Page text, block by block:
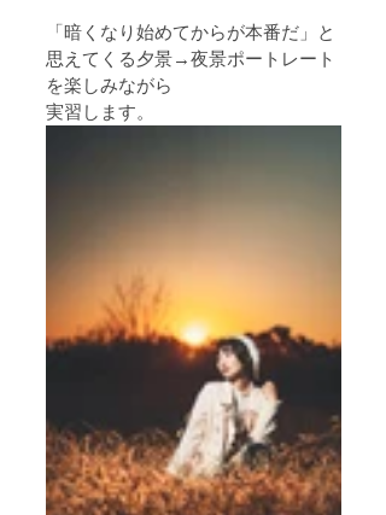
「暗くなり始めてからが本番だ」と
思えてくる夕景→夜景ポートレート
を楽しみながら
実習します。